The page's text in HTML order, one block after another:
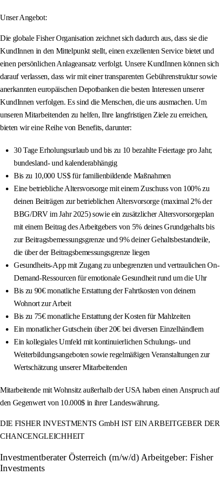
Unser Angebot:
Die globale Fisher Organisation zeichnet sich dadurch aus, dass sie die
KundInnen in den Mittelpunkt stellt, einen exzellenten Service bietet und
einen persönlichen Anlageansatz verfolgt. Unsere KundInnen können sich
darauf verlassen, dass wir mit einer transparenten Gebührenstruktur sowie
anerkannten europäischen Depotbanken die besten Interessen unserer
KundInnen verfolgen. Es sind die Menschen, die uns ausmachen. Um
unseren Mitarbeitenden zu helfen, Ihre langfristigen Ziele zu erreichen,
bieten wir eine Reihe von Benefits, darunter:
30 Tage Erholungsurlaub und bis zu 10 bezahlte Feiertage pro Jahr,
bundesland- und kalenderabhängig
Bis zu 10,000 US$ für familienbildende Maßnahmen
Eine betriebliche Altersvorsorge mit einem Zuschuss von 100% zu
deinen Beiträgen zur betrieblichen Altersvorsorge (maximal 2% der
BBG/DRV im Jahr 2025) sowie ein zusätzlicher Altersvorsorgeplan
mit einem Beitrag des Arbeitgebers von 5% deines Grundgehalts bis
zur Beitragsbemessungsgrenze und 9% deiner Gehaltsbestandteile,
die über der Beitragsbemessungsgrenze liegen
Gesundheits-App mit Zugang zu unbegrenzten und vertraulichen On-
Demand-Ressourcen für emotionale Gesundheit rund um die Uhr
Bis zu 90€ monatliche Erstattung der Fahrtkosten von deinem
Wohnort zur Arbeit
Bis zu 75€ monatliche Erstattung der Kosten für Mahlzeiten
Ein monatlicher Gutschein über 20€ bei diversen Einzelhändlern
Ein kollegiales Umfeld mit kontinuierlichen Schulungs- und
Weiterbildungsangeboten sowie regelmäßigen Veranstaltungen zur
Wertschätzung unserer Mitarbeitenden
Mitarbeitende mit Wohnsitz außerhalb der USA haben einen Anspruch auf
den Gegenwert von 10.000$ in ihrer Landeswährung.
DIE FISHER INVESTMENTS GmbH IST EIN ARBEITGEBER DER
CHANCENGLEICHHEIT
Investmentberater Österreich (m/w/d) Arbeitgeber: Fisher
Investments